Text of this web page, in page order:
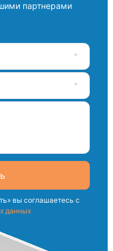
партнерами
вы соглашаетесь с
данных